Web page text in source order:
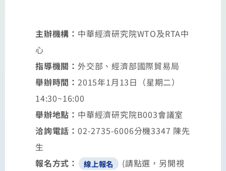
主辦機構： 中華經濟研究院WTO及RTA中
心
指導機關： 外交部、經濟部國際貿易局
舉辦時間： 2015年1月13日（星期二）
14:30~16:00
舉辦地點： 中華經濟研究院B003會議室
洽詢電話： 02-2735-6006分機3347 陳先
生
報名方式：
線上報名
(請點選，另開視